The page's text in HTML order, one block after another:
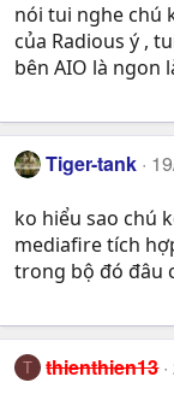
nói tui nghe chú
của Radious ý ,
bên AIO là ngon
Tiger-tank
ko hiểu sao chú
mediafire tích
trong bộ đó đâu
T thienthien13